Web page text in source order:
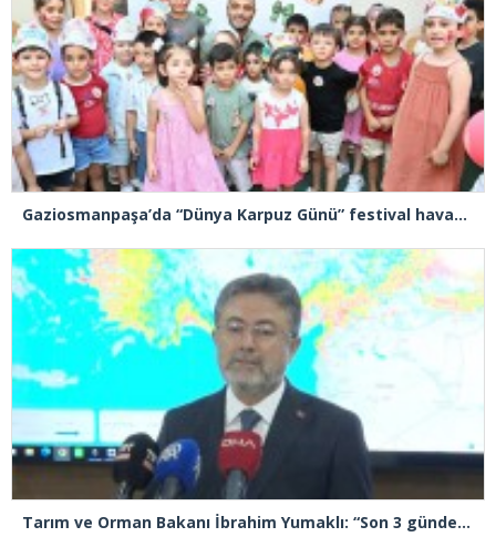
Gaziosmanpaşa’da “Dünya Karpuz Günü” festival havasında kutlandı
Tarım ve Orman Bakanı İbrahim Yumaklı: “Son 3 günde 260 yangına müdahale ettik, 258’i kontrol altına aldık”